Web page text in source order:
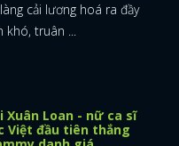
cải lương hoá ra đầy
khó, truân ...
Xuân Loan - nữ ca sĩ
Việt đầu tiên thắng